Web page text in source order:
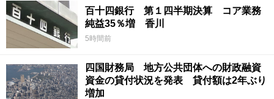
百十四銀行 第１四半期決算 コア業務
純益35％増 香川
5時間前
四国財務局 地方公共団体への財政融資
資金の貸付状況を発表 貸付額は2年ぶり
増加